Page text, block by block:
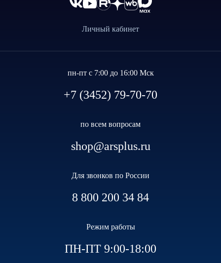
Личный кабинет
пн-пт с 7:00 до 16:00 Мск
+7 (3452) 79-70-70
по всем вопросам
shop@arsplus.ru
Для звонков по России
8 800 200 34 84
Режим работы
ПН-ПТ 9:00-18:00